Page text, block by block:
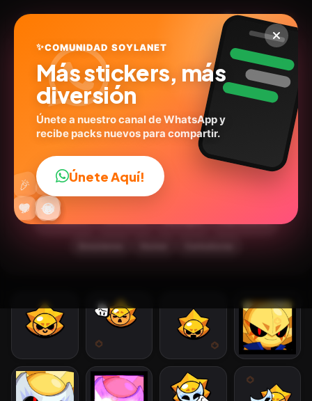
Sirius Animated - Brawl
Stars
@el_poliloco
14stickers
😎
😂
🔥
💬
❤️ ✨
🤩
😜
🎉 👍
✨COMUNIDAD SOYLANET
Más stickers, más
diversión
Únete a nuestro canal de WhatsApp y
recibe packs nuevos para compartir.
Únete Aquí!